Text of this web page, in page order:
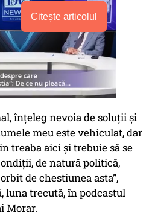
Citește articolul
înțeleg nevoia de soluții și
meu este vehiculat, dar
treaba aici și trebuie să se
de natură politică,
de chestiunea asta”,
luna trecută, în podcastul
Morar.